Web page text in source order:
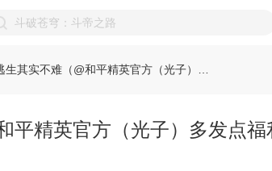
平精英官方（光子）多发点福